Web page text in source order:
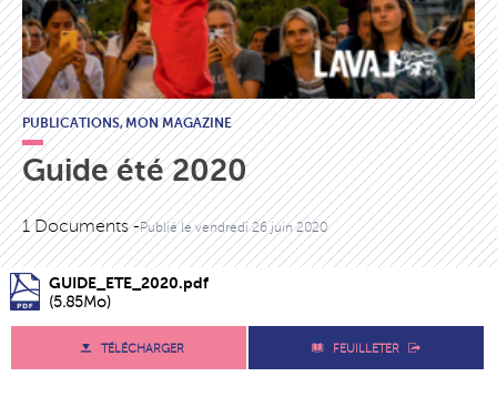
PUBLICATIONS,MON MAGAZINE
Guide été 2020
1 Documents -Publié levendredi 26 juin 2020
GUIDE_ETE_2020.pdf
(5.85Mo)
TÉLÉCHARGER FEUILLETER